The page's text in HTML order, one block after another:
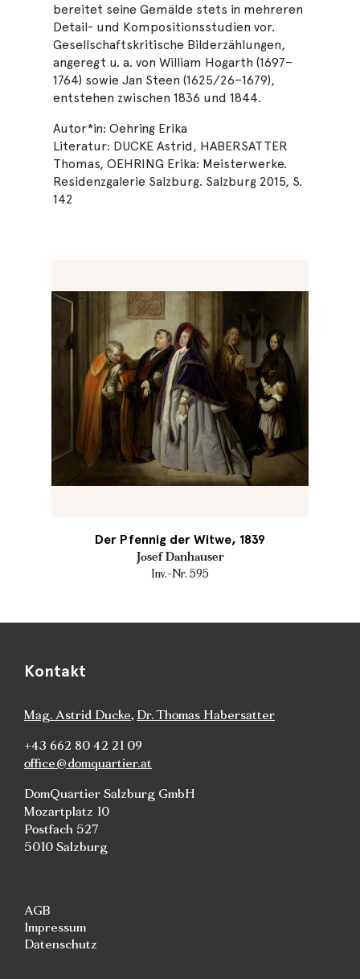
bereitet seine Gemälde stets in mehreren
Detail- und Kompositionsstudien vor.
Gesellschaftskritische Bilderzählungen,
angeregt u. a. von William Hogarth (1697–
1764) sowie Jan Steen (1625/26–1679),
entstehen zwischen 1836 und 1844.
Autor*in: Oehring Erika
Literatur: DUCKE Astrid, HABERSATTER
Thomas, OEHRING Erika: Meisterwerke.
Residenzgalerie Salzburg. Salzburg 2015, S.
142
Der Pfennig der Witwe, 1839
Josef Danhauser
Inv.-Nr. 595
Kontakt
Mag. Astrid Ducke, Dr. Thomas Habersatter
+43 662 80 42 21 09
office@domquartier.at
DomQuartier Salzburg GmbH
Mozartplatz 10
Postfach 527
5010 Salzburg
AGB
Impressum
Datenschutz